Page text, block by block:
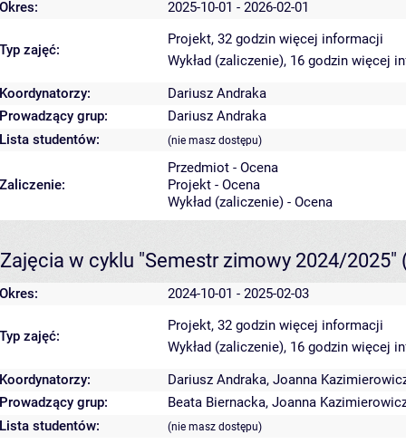
Okres: 2025-10-01 - 2026-02-01
Typ zajęć:
Projekt, 32 godzin więcej informacji
Wykład (zaliczenie), 16 godzin więcej
Koordynatorzy:
Dariusz Andraka
Prowadzący grup:
Dariusz Andraka
Lista studentów:
(nie masz dostępu)
Zaliczenie:
Przedmiot - Ocena
Projekt - Ocena
Wykład (zaliczenie) - Ocena
Zajęcia w cyklu "Semestr zimowy 2024/2025"
Okres: 2024-10-01 - 2025-02-03
Typ zajęć:
Projekt, 32 godzin więcej informacji
Wykład (zaliczenie), 16 godzin więcej
Koordynatorzy:
Dariusz Andraka, Joanna
Prowadzący grup:
Beata Biernacka, Joanna
Lista studentów:
(nie masz dostępu)